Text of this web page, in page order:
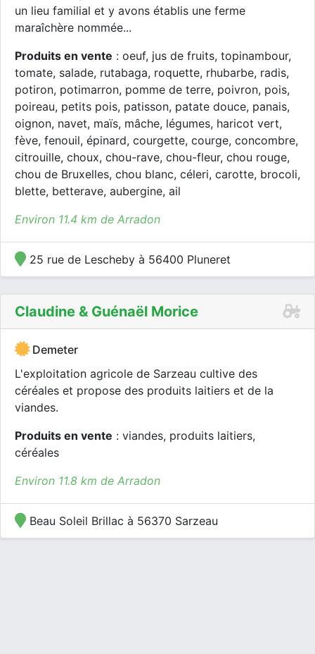
un lieu familial et y avons établis une ferme
maraîchère nommée...
Produits en vente : oeuf, jus de fruits, topinambour,
tomate, salade, rutabaga, roquette, rhubarbe, radis,
potiron, potimarron, pomme de terre, poivron, pois,
poireau, petits pois, patisson, patate douce, panais,
oignon, navet, maïs, mâche, légumes, haricot vert,
fève, fenouil, épinard, courgette, courge, concombre,
citrouille, choux, chou-rave, chou-fleur, chou rouge,
chou de Bruxelles, chou blanc, céleri, carotte, brocoli,
blette, betterave, aubergine, ail
Environ 11.4 km de Arradon
25 rue de Lescheby à 56400 Pluneret
Claudine & Guénaël Morice
Demeter
L'exploitation agricole de Sarzeau cultive des
céréales et propose des produits laitiers et de la
viandes.
Produits en vente : viandes, produits laitiers,
céréales
Environ 11.8 km de Arradon
Beau Soleil Brillac à 56370 Sarzeau